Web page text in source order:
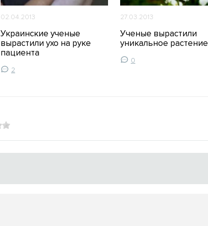
02.04.2013
Украинские ученые
вырастили ухо на руке
пациента
2
27.03.2013
Ученые вырастили
уникальное растение
0